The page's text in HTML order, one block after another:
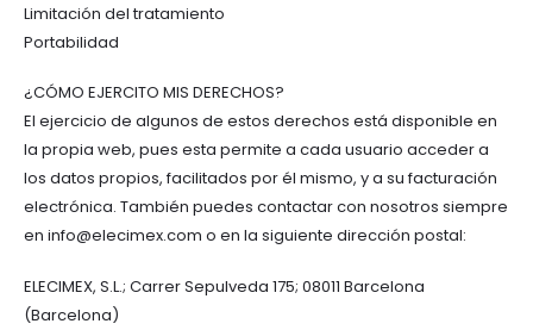
Limitación del tratamiento
Portabilidad
¿CÓMO EJERCITO MIS DERECHOS?
El ejercicio de algunos de estos derechos está disponible en
la propia web, pues esta permite a cada usuario acceder a
los datos propios, facilitados por él mismo, y a su facturación
electrónica. También puedes contactar con nosotros siempre
en info@elecimex.com o en la siguiente dirección postal:
ELECIMEX, S.L.; Carrer Sepulveda 175; 08011 Barcelona
(Barcelona)